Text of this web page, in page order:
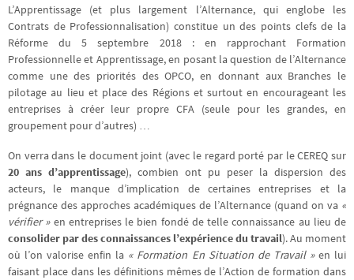
L’Apprentissage (et plus largement l’Alternance, qui englobe les
Contrats de Professionnalisation) constitue un des points clefs de la
Réforme du 5 septembre 2018 : en rapprochant Formation
Professionnelle et Apprentissage, en posant la question de l’Alternance
comme une des priorités des OPCO, en donnant aux Branches le
pilotage au lieu et place des Régions et surtout en encourageant les
entreprises à créer leur propre CFA (seule pour les grandes, en
groupement pour d’autres) …
On verra dans le document joint (avec le regard porté par le CEREQ sur
20 ans d’apprentissage), combien ont pu peser la dispersion des
acteurs, le manque d’implication de certaines entreprises et la
prégnance des approches académiques de l’Alternance (quand on va «
vérifier »en entreprises le bien fondé de telle connaissance au lieu de
consolider par des connaissances l’expérience du travail). Au moment
où l’on valorise enfin la « Formation En Situation de Travail »en lui
faisant place dans les définitions mêmes de l’Action de formation dans